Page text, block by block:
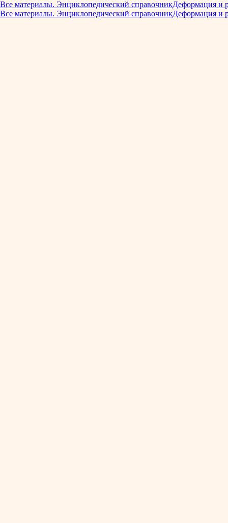
Все материалы. Энциклопедический справочникДеформация и
Все материалы. Энциклопедический справочникДеформация и